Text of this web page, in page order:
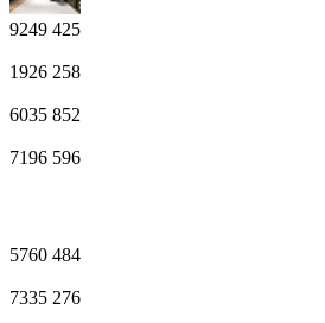
9249 425
1926 258
6035 852
7196 596
5760 484
7335 276